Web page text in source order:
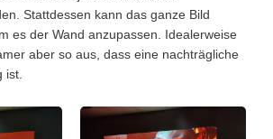
Stattdessen kann das ganze Bild
es der Wand anzupassen. Idealerweise
aber so aus, dass eine nachträgliche
ist.